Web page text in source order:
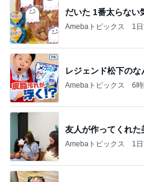
だいた 1番太らない
Amebaトピックス 1
レジェンド松下のな
Amebaトピックス 6
友人が作ってくれた
Amebaトピックス 1